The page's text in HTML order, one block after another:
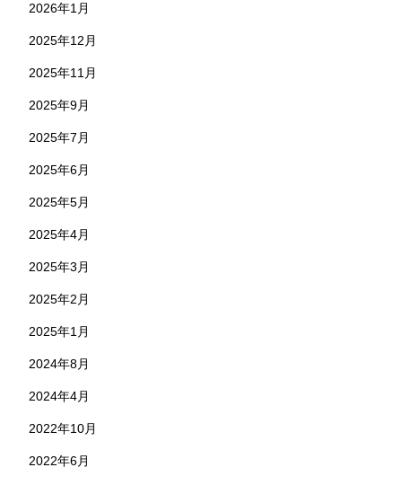
2026年1月
2025年12月
2025年11月
2025年9月
2025年7月
2025年6月
2025年5月
2025年4月
2025年3月
2025年2月
2025年1月
2024年8月
2024年4月
2022年10月
2022年6月